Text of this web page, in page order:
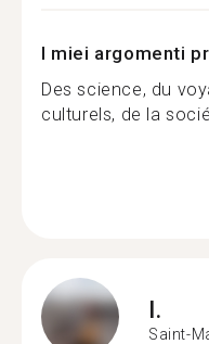
I miei argomenti
Des science, du
culturels, de la
I.
Saint-